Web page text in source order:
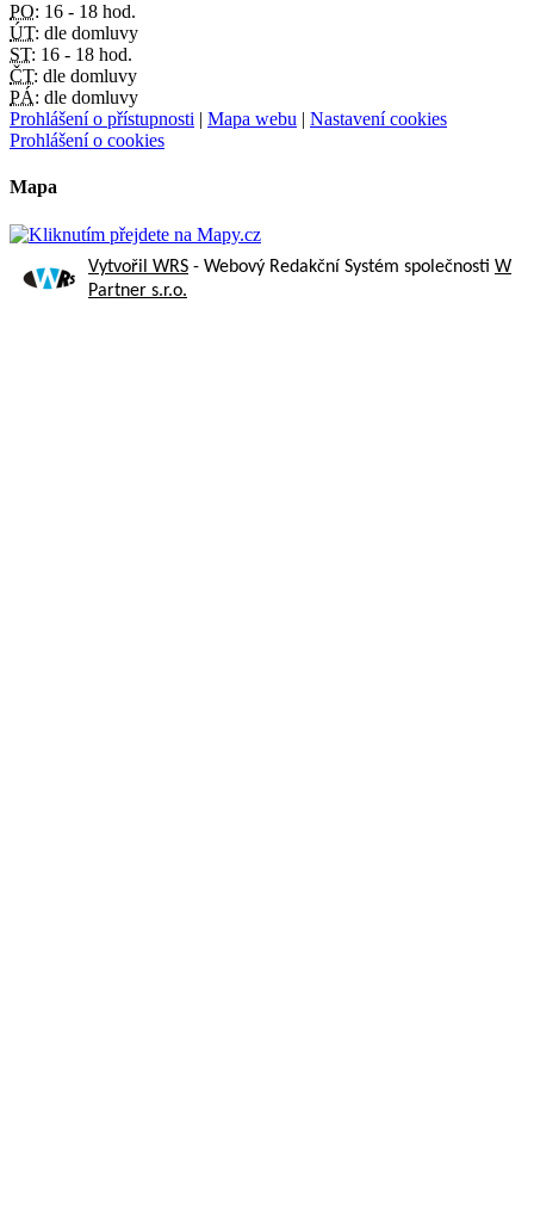
PO: 16 - 18 hod.
ÚT: dle domluvy
ST: 16 - 18 hod.
ČT: dle domluvy
PÁ: dle domluvy
Prohlášení o přístupnosti | Mapa webu | Nastavení cookies
Prohlášení o cookies
Mapa
Vytvořil WRS - Webový Redakční Systém společnosti W
Partner s.r.o.